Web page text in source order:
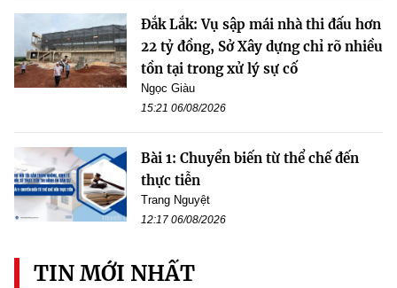
Đắk Lắk: Vụ sập mái nhà thi đấu hơn
22 tỷ đồng, Sở Xây dựng chỉ rõ nhiều
tồn tại trong xử lý sự cố
Ngọc Giàu
15:21 06/08/2026
Bài 1: Chuyển biến từ thể chế đến
thực tiễn
Trang Nguyệt
12:17 06/08/2026
TIN MỚI NHẤT